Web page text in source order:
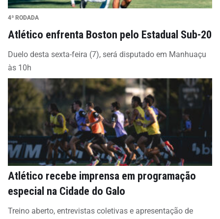
4ª RODADA
Atlético enfrenta Boston pelo Estadual Sub-20
Duelo desta sexta-feira (7), será disputado em Manhuaçu
às 10h
Atlético recebe imprensa em programação
especial na Cidade do Galo
Treino aberto, entrevistas coletivas e apresentação de